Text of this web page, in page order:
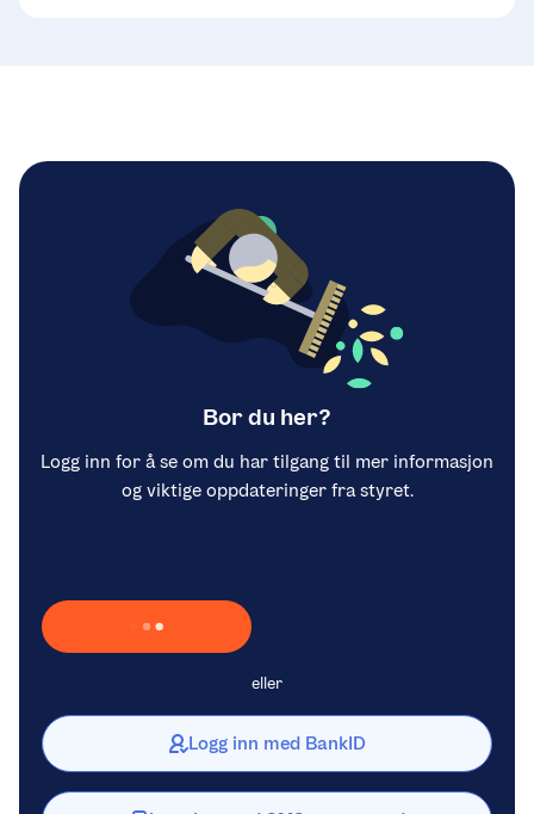
Bor du her?
Logg inn for å se om du har tilgang til mer informasjon
og viktige oppdateringer fra styret.
Laster inn Vipps …
eller
Logg inn med BankID